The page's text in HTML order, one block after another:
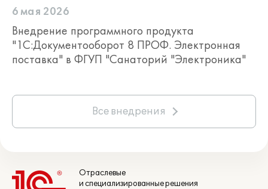
6 мая 2026
Внедрение программного продукта
"1С:Документооборот 8 ПРОФ. Электронная
поставка" в ФГУП "Санаторий "Электроника"
Все внедрения
Отраслевые
и специализированные решения